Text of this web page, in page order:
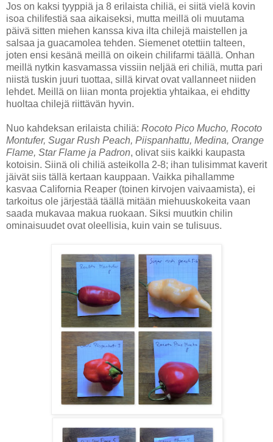
Jos on kaksi tyyppiä ja 8 erilaista chiliä, ei siitä vielä kovin
isoa chilifestiä saa aikaiseksi, mutta meillä oli muutama
päivä sitten miehen kanssa kiva ilta chilejä maistellen ja
salsaa ja guacamolea tehden. Siemenet otettiin talteen,
joten ensi kesänä meillä on oikein chilifarmi täällä. Onhan
meillä nytkin kasvamassa vissiin neljää eri chiliä, mutta pari
niistä tuskin juuri tuottaa, sillä kirvat ovat vallanneet niiden
lehdet. Meillä on liian monta projektia yhtaikaa, ei ehditty
huoltaa chilejä riittävän hyvin.
Nuo kahdeksan erilaista chiliä: Rocoto Pico Mucho, Rocoto
Montufer, Sugar Rush Peach, Piispanhattu, Medina, Orange
Flame, Star Flame ja Padron, olivat siis kaikki kaupasta
kotoisin. Siinä oli chiliä asteikolla 2-8; ihan tulisimmat kaverit
jäivät siis tällä kertaan kauppaan. Vaikka pihallamme
kasvaa California Reaper (toinen kirvojen vaivaamista), ei
tarkoitus ole järjestää täällä mitään miehuuskokeita vaan
saada mukavaa makua ruokaan. Siksi muutkin chilin
ominaisuudet ovat oleellisia, kuin vain se tulisuus.